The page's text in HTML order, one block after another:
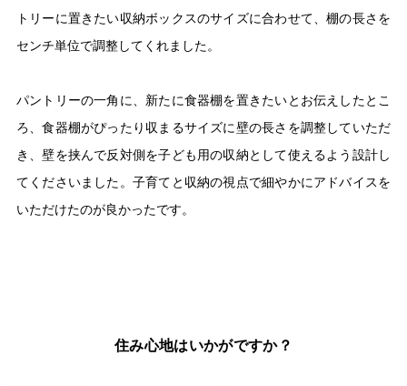
トリーに置きたい収納ボックスのサイズに合わせて、棚の長さを
センチ単位で調整してくれました。
パントリーの一角に、新たに食器棚を置きたいとお伝えしたとこ
ろ、食器棚がぴったり収まるサイズに壁の長さを調整していただ
き、壁を挟んで反対側を子ども用の収納として使えるよう設計し
てくださいました。子育てと収納の視点で細やかにアドバイスを
いただけたのが良かったです。
住み心地はいかがですか？